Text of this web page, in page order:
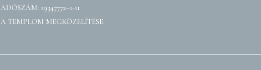
ADÓSZÁM: 19347772–1-11
A TEMPLOM MEGKÖZELÍTÉSE